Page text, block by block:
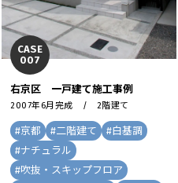
CASE
007
右京区 一戸建て施工事例
2007年6月完成 / 2階建て
#京都 #二階建て #白基調
#ナチュラル
#吹抜・スキップフロア